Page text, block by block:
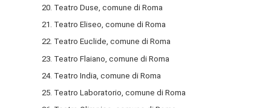
20. Teatro Duse, comune di Roma
21. Teatro Eliseo, comune di Roma
22. Teatro Euclide, comune di Roma
23. Teatro Flaiano, comune di Roma
24. Teatro India, comune di Roma
25. Teatro Laboratorio, comune di Roma